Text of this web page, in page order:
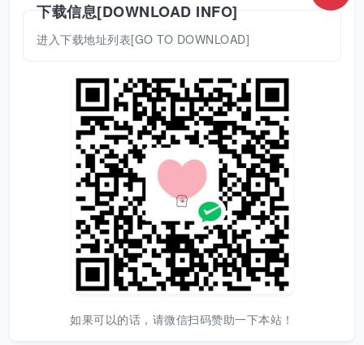
下载信息[DOWNLOAD INFO]
进入下载地址列表[GO TO DOWNLOAD]
如果可以的话，请微信扫码赞助一下本站！